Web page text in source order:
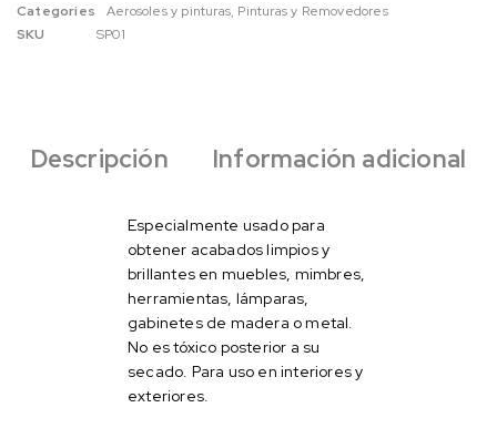
Categories Aerosoles y pinturas, Pinturas y Removedores
SKU
SP01
Descripción Información adicional
Especialmente usado para
obtener acabados limpios y
brillantes en muebles, mimbres,
herramientas, lámparas,
gabinetes de madera o metal.
No es tóxico posterior a su
secado. Para uso en interiores y
exteriores.